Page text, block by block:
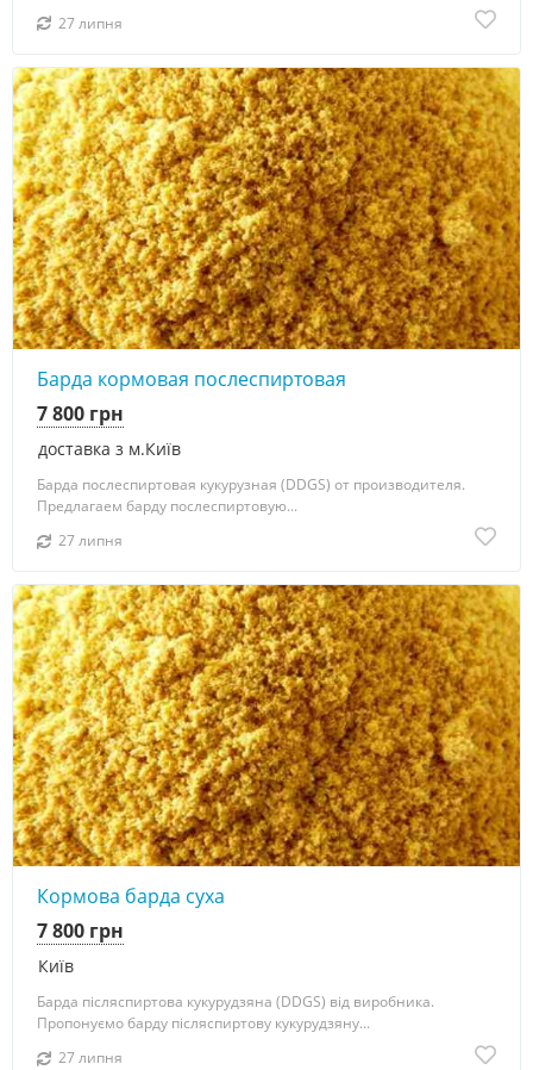
27 липня
Барда кормовая послеспиртовая
доставка з м.Київ
7 800 грн
Барда послеспиртовая кукурузная (DDGS) от производителя.
Предлагаем барду послеспиртовую...
27 липня
Кормова барда суха
Київ
7 800 грн
Барда післяспиртова кукурудзяна (DDGS) від виробника.
Пропонуємо барду післяспиртову кукурудзяну...
27 липня